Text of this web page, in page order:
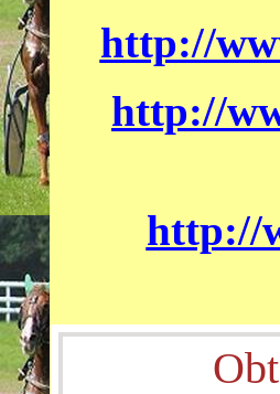
http://
http://
http://